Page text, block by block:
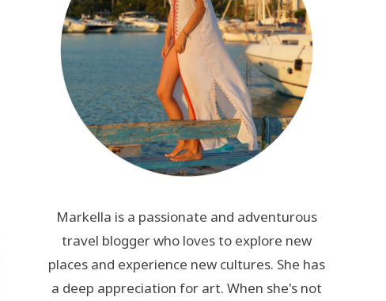
Markella is a passionate and adventurous
travel blogger who loves to explore new
places and experience new cultures. She has
a deep appreciation for art. When she's not